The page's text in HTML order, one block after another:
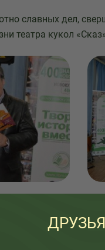
славных дел,
театра кукол